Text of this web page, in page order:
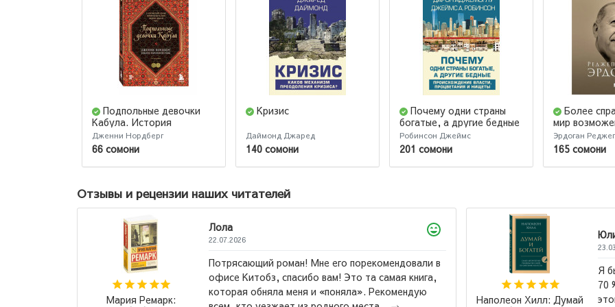
Подпольные девочки
Кабула. История
афганок, которые живут
в мужском обличье. 2-е
издание
Дженни Нордберг
66 сомони
Кризис
Даймонд Джаред
140 сомони
Почему одни страны
богатые, а другие бедные
Робинсон Джеймс
201 сомони
Более
мир
Актуальное
по реформе
Эрдоган
165 сомони
Отзывы и рецензии наших читателей
роман! Мне его порекомендовали в
спасибо вам! Это та самая книга,
меня и «поняла». Рекомендую
Наполеон Хилл: Думай
Я бы назвал эту книгу "Лучшая книга всех времен".
70 % книг по саморазвитие написаны по шаблону
этой книги....→